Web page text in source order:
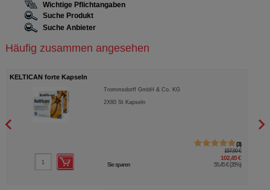
Wichtige Pflichtangaben
Suche Produkt
Suche Anbieter
Häufig zusammen angesehen
KELTICAN forte Kapseln
Trommsdorff GmbH & Co. KG
2X80St Kapseln
3
157,90 €
102,45 €
Sie sparen 55,45 € (35%)